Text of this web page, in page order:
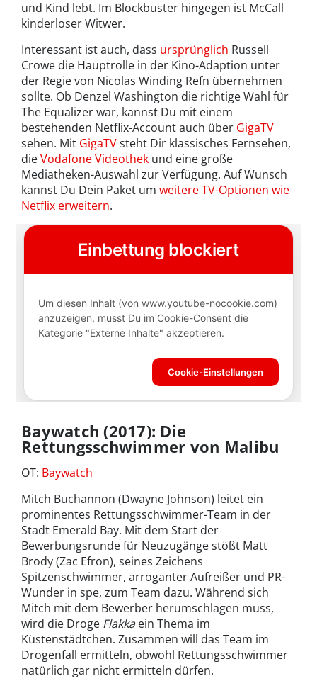
und Kind lebt. Im Blockbuster hingegen ist McCall
kinderloser Witwer.
Interessant ist auch, dass ursprünglich Russell
Crowe die Hauptrolle in der Kino-Adaption unter
der Regie von Nicolas Winding Refn übernehmen
sollte. Ob Denzel Washington die richtige Wahl für
The Equalizer war, kannst Du mit einem
bestehenden Netflix-Account auch über GigaTV
sehen. Mit GigaTVsteht Dir klassisches Fernsehen,
dieVodafone Videothek und eine große
Mediatheken-Auswahl zur Verfügung. Auf Wunsch
kannst Du Dein Paket um weitere TV-Optionen wie
Netflix erweitern.
Baywatch (2017): Die
Rettungsschwimmer von Malibu
OT: Baywatch
Mitch Buchannon (Dwayne Johnson) leitet ein
prominentes Rettungsschwimmer-Team in der
Stadt Emerald Bay. Mit dem Start der
Bewerbungsrunde für Neuzugänge stößt Matt
Brody (Zac Efron), seines Zeichens
Spitzenschwimmer, arroganter Aufreißer und PR-
Wunder in spe, zum Team dazu. Während sich
Mitch mit dem Bewerber herumschlagen muss,
wird die Droge Flakkaein Thema im
Küstenstädtchen. Zusammen will das Team im
Drogenfall ermitteln, obwohl Rettungsschwimmer
natürlich gar nicht ermitteln dürfen.